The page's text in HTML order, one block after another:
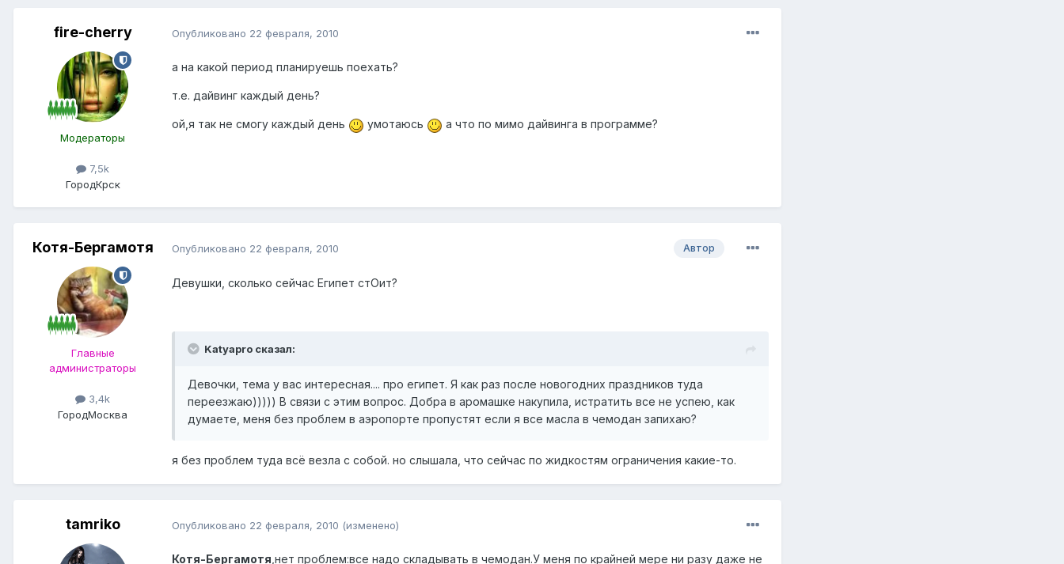
fire-cherry
Модераторы
7,5k
ГородКрск
Опубликовано 22 февраля, 2010
а на какой период планируешь поехать?
т.е. дайвинг каждый день?
ой,я так не смогу каждый день умотаюсь а что по мимо дайвинга в программе?
Котя-Бергамотя
Главные
администраторы
3,4k
ГородМосква
Автор
Опубликовано 22 февраля, 2010
Девушки, сколько сейчас Египет стОит?
Katyapro сказал:
Девочки, тема у вас интересная.... про египет. Я как раз после новогодних праздников туда
переезжаю))))) В связи с этим вопрос. Добра в аромашке накупила, истратить все не успею, как
думаете, меня без проблем в аэропорте пропустят если я все масла в чемодан запихаю?
я без проблем туда всё везла с собой. но слышала, что сейчас по жидкостям ограничения какие-то.
tamriko Опубликовано 22 февраля, 2010 (изменено)
Котя-Бергамотя ,нет проблем:все надо складывать в чемодан.У меня по крайней мере ни разу даже не